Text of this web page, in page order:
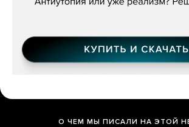
О ЧЕМ МЫ ПИСАЛИ НА ЭТОЙ